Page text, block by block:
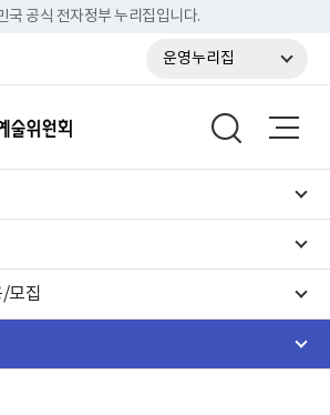
국 공식 전자정부 누리집입니다.
운영누리집
모집